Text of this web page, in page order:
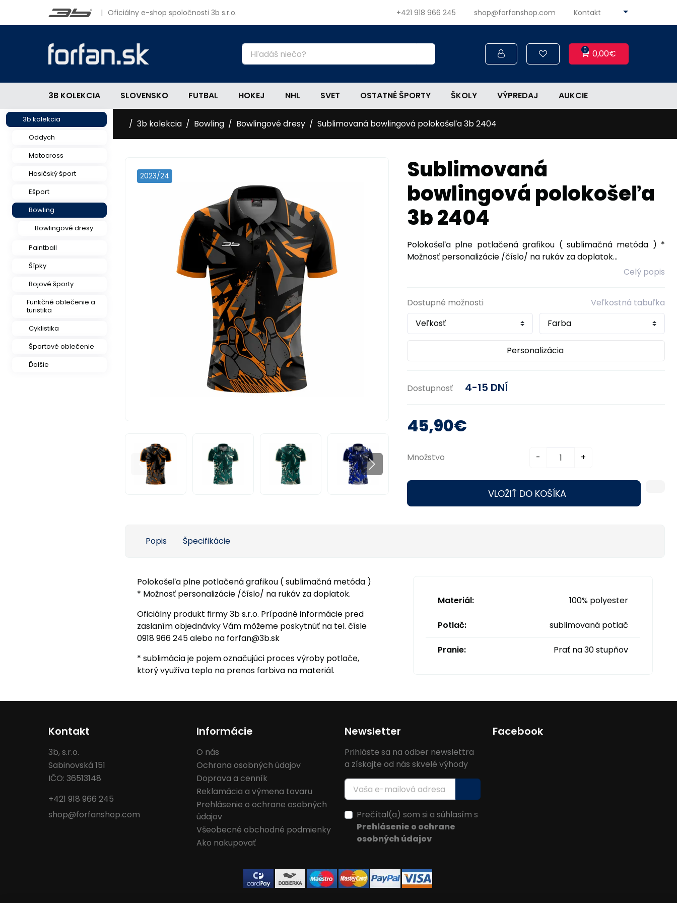
| Oficiálny e-shop spoločnosti 3b s.r.o. +421 918 966 245 shop@forfanshop.com Kontakt
0 0,00€
3B KOLEKCIA SLOVENSKO FUTBAL HOKEJ NHL SVET OSTATNÉ ŠPORTY ŠKOLY VÝPREDAJ AUKCIE
3b kolekcia
Oddych
Motocross
Hasičský šport
Ešport
Bowling
Bowlingové dresy
Paintball
Šípky
Bojové športy
Funkčné oblečenie a
turistika
Cyklistika
Športové oblečenie
Ďalšie
3b kolekcia Bowling Bowlingové dresy Sublimovaná bowlingová polokošeľa 3b 2404
2023/24
Sublimovaná
bowlingová polokošeľa
3b 2404
Polokošeľa plne potlačená grafikou ( sublimačná metóda ) *
Možnosť personalizácie /číslo/ na rukáv za doplatok...
Celý popis
Dostupné možnosti Veľkostná tabuľka
Personalizácia
Dostupnosť 4-15 DNÍ
45,90€
Množstvo - +
VLOŽIŤ DO KOŠÍKA
Popis Špecifikácie
Polokošeľa plne potlačená grafikou ( sublimačná metóda )
* Možnosť personalizácie /číslo/ na rukáv za doplatok.
Oficiálny produkt firmy 3b s.r.o. Prípadné informácie pred
zaslaním objednávky Vám môžeme poskytnúť na tel. čísle
0918 966 245 alebo na forfan@3b.sk
* sublimácia je pojem označujúci proces výroby potlače,
ktorý využíva teplo na prenos farbiva na materiál.
Materiál: 100% polyester
Potlač: sublimovaná potlač
Pranie: Prať na 30 stupňov
Kontakt
3b, s.r.o.
Sabinovská 151
IČO: 36513148
+421 918 966 245
shop@forfanshop.com
Informácie
O nás
Ochrana osobných údajov
Doprava a cenník
Reklamácia a výmena tovaru
Prehlásenie o ochrane osobných
údajov
Všeobecné obchodné podmienky
Ako nakupovať
Newsletter
Prihláste sa na odber newslettra
a získajte od nás skvelé výhody
Prečítal(a) som si a súhlasím s
Prehlásenie o ochrane
osobných údajov
Facebook